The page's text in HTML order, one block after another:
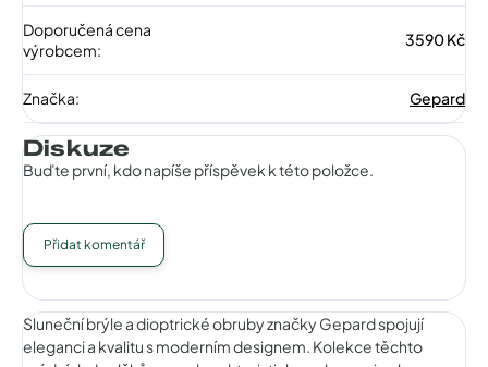
Doporučená cena
výrobcem:
3590 Kč
Značka: Gepard
Diskuze
Buďte první, kdo napíše příspěvek k této položce.
Přidat komentář
Sluneční brýle a dioptrické obruby značky Gepard spojují
eleganci a kvalitu s moderním designem. Kolekce těchto